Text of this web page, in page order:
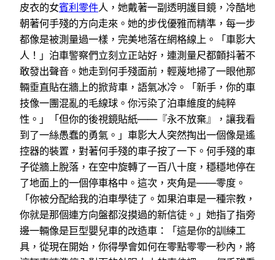
皮衣的女賓利零件人，她戴著一副透明護目鏡，冷酷地
朝著何手殘的方向走來。她的步伐優雅而精準，每一步
都像是被測量過一樣，完美地落在網格線上。「車影大
人！」泊車警察們立刻立正站好，連測量尺都顫抖著不
敢發出聲音。她走到何手殘面前，輕蔑地掃了一眼他那
輛垂直貼在牆上的掀背車，語氣冰冷。「新手，你的車
技像一團混亂的毛線球。你污染了泊車維度的純粹
性。」「但你的後視鏡貼紙——『永不放棄』，讓我看
到了一絲愚蠢的勇氣。」車影大人突然掏出一個像是遙
控器的裝置，對著何手殘的車子按了一下。何手殘的車
子從牆上脫落，在空中旋轉了一百八十度，穩穩地停在
了地面上的一個停車格中。這次，夾角是——零度。
「你被分配給我的泊車學徒了。如果泊車是一種宗教，
你就是那個連方向盤都沒摸過的新信徒。」她指了指旁
邊一輛像是巨型嬰兒車的改造車：「這是你的訓練工
具，從現在開始，你得學會如何在零點零零一秒內，將